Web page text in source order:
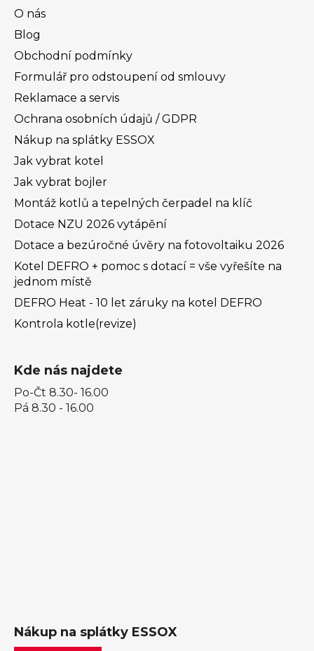
O nás
Blog
Obchodní podmínky
Formulář pro odstoupení od smlouvy
Reklamace a servis
Ochrana osobních údajů / GDPR
Nákup na splátky ESSOX
Jak vybrat kotel
Jak vybrat bojler
Montáž kotlů a tepelných čerpadel na klíč
Dotace NZU 2026 vytápění
Dotace a bezúročné úvěry na fotovoltaiku 2026
Kotel DEFRO + pomoc s dotací = vše vyřešíte na
jednom místě
DEFRO Heat - 10 let záruky na kotel DEFRO
Kontrola kotle(revize)
Kde nás najdete
Po-Čt 8.30- 16.00
Pá 8.30 - 16.00
Nákup na splátky ESSOX